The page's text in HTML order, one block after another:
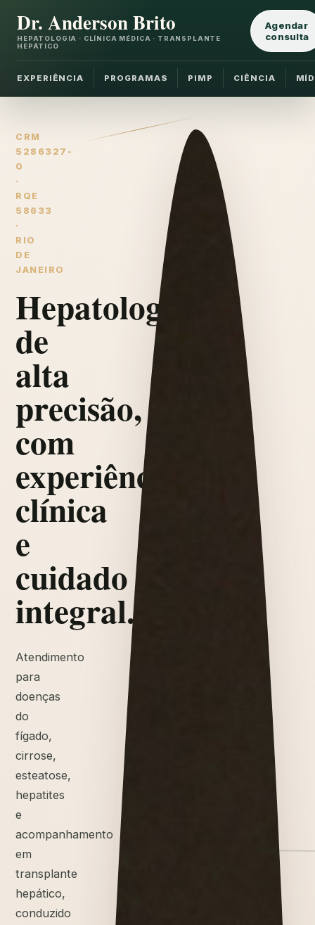
Dr. Anderson Brito
HEPATOLOGIA · CLÍNICA MÉDICA · TRANSPLANTE
HEPÁTICO
EXPERIÊNCIA PROGRAMAS PIMP CIÊNCIA
Agendar
consulta
CRM
5286327-
0
·
RQE
58633
·
RIO
DE
JANEIRO
Hepatologia
de
alta
precisão,
com
experiência
clínica
e
cuidado
integral.
Atendimento
para
doenças
do
fígado,
cirrose,
esteatose,
hepatites
e
acompanhamento
em
transplante
hepático,
conduzido